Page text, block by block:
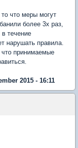
что меры могут
более 3х раз,
в течение
нарушать правила.
принимаемые
2015 - 16:11